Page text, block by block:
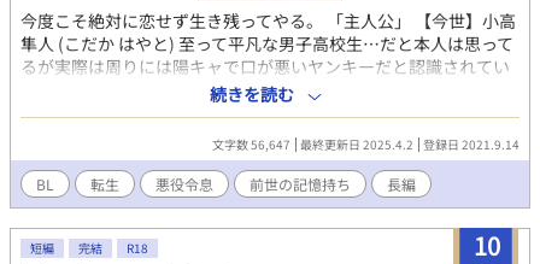
今度こそ絶対に恋せず生き残ってやる。 「主人公」 【今世】小高
隼人 (こだか はやと) 至って平凡な男子高校生…だと本人は思って
るが実際は周りには陽キャで口が悪いヤンキーだと認識されてい
る。 ラノベとか好きでいつも読んでいる。 口が悪いのは無自覚。
【前世】アベル・ダニエリック 俺様＆暴君で容姿も何もかも完
璧。 周囲から常に恐れられていながら影で崇拝されていた。 王国
では珍しい男でも産める体で、婚約相手を心の底から愛していた
が、同じ男でも産める体の平民の男にか掻っ攫われた。 最終的に
やってもない罪を被せられて処刑。
続きを読む
文字数 56,647 最終更新日 2025.4.2 登録日 2021.9.14
BL 転生 悪役令息 前世の記憶持ち 長編
10
短編 完結 R18